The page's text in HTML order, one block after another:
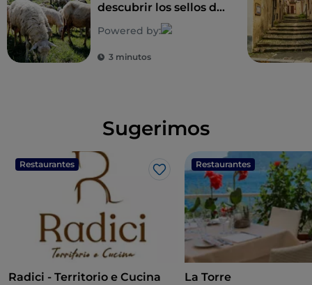
descubrir los sellos de
la biodiversidad rural
Powered by:
3 minutos
Sugerimos
Restaurantes
Me gusta
Radici - Territorio e Cucina
Restaurantes
La Torre